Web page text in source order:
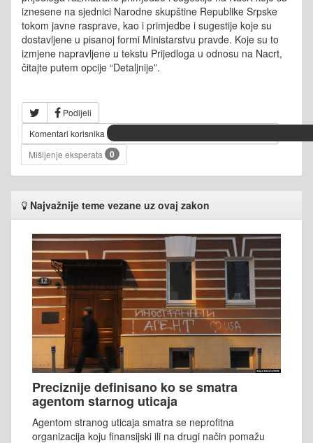
iznesene na sjednici Narodne skupštine Republike Srpske
tokom javne rasprave, kao i primjedbe i sugestije koje su
dostavljene u pisanoj formi Ministarstvu pravde. Koje su to
izmjene napravljene u tekstu Prijedloga u odnosu na Nacrt,
čitajte putem opcije “Detaljnije”.
Podijeli
Komentari korisnika
Mišljenje eksperata
0
Najvažnije teme vezane uz ovaj zakon
Preciznije definisano ko se smatra
agentom starnog uticaja
Agentom stranog uticaja smatra se neprofitna
organizacija koju finansijski ili na drugi način pomažu